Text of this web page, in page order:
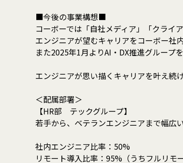
■今後の事業構想■
コーボーでは「自社メディア」「クライ
エンジニアが望むキャリアをコーボー社
また2025年1月よりAI・DX推進グループ
エンジニアが思い描くキャリアを叶え続
＜配属部署＞
【HR部 テックグループ】
若手から、ベテランエンジニアまで幅広
社内エンジニア比率：50%
リモート導入比率：95%（うちフルリモ